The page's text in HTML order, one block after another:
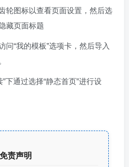
轮图标以查看页面设置，然后选
藏页面标题
问“我的模板”选项卡，然后导入
”下通过选择“静态首页”进行设
免责声明